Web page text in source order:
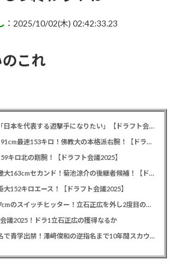
：2025/10/02(木) 02:42:33.23
これ
カープドラ6西川篤夢！「日本を代表する遊撃手になりたい」【ドラフト会議2025】
カープドラ5赤木晴哉！191cm最速153キロ！佛教大の本格派右腕！【ドラフト会議2025】
キロ北の剛腕！【ドラフト会議2025】
カープドラ3勝田成！近畿大163cmセカンド！菊池涼介の後継者候補！【ドラフト会議2025】
152キロエース！【ドラフト会議2025】
カープドラ1平川蓮！187cmのスイッチヒッター！立石正広を外し2度目の重複も新井監督がクジを引き当てる！【ドラフト会議2025】
議2025！ドラ1立石正広の獲得なるか
緒方孝市カープドラ3指名で青学出禁！澤﨑俊和の逆指名まで10年間スカウト出禁